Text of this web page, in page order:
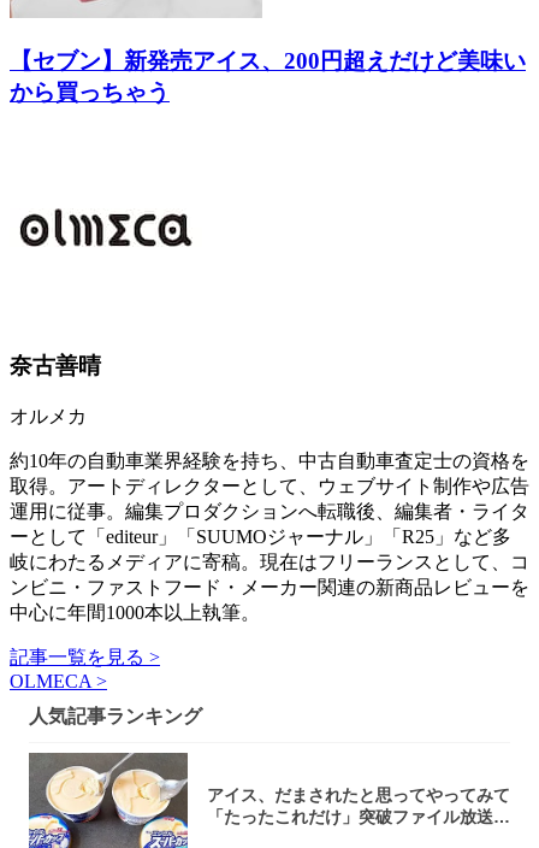
【セブン】新発売アイス、200円超えだけど美味い
から買っちゃう
奈古善晴
オルメカ
約10年の自動車業界経験を持ち、中古自動車査定士の資格を
取得。アートディレクターとして、ウェブサイト制作や広告
運用に従事。編集プロダクションへ転職後、編集者・ライタ
ーとして「editeur」「SUUMOジャーナル」「R25」など多
岐にわたるメディアに寄稿。現在はフリーランスとして、コ
ンビニ・ファストフード・メーカー関連の新商品レビューを
中心に年間1000本以上執筆。
記事一覧を見る >
OLMECA >
人気記事ランキング
アイス、だまされたと思ってやってみて
「たったこれだけ」突破ファイル放送で